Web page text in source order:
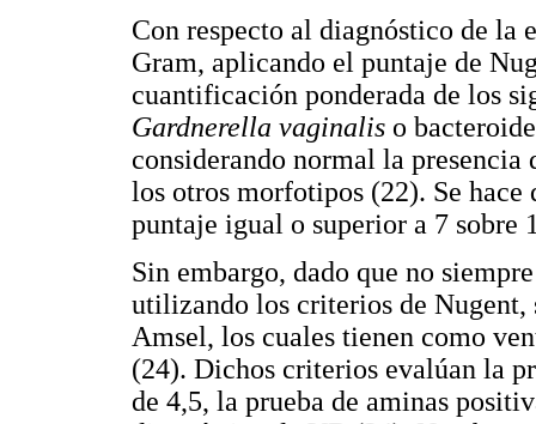
Con respecto al diagnóstico de la
Gram, aplicando el puntaje de
cuantificación ponderada de los
Gardnerella vaginalis o
considerando normal la
los otros morfotipos (22). Se
puntaje igual o superior a 7 sobre
Sin embargo, dado que no
utilizando los criterios de Nugent,
Amsel, los cuales tienen como
(24). Dichos criterios evalúan la
de 4,5, la prueba de aminas